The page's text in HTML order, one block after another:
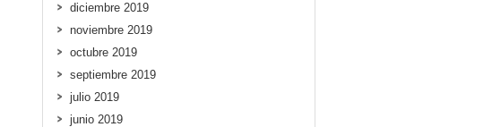
diciembre 2019
noviembre 2019
octubre 2019
septiembre 2019
julio 2019
junio 2019